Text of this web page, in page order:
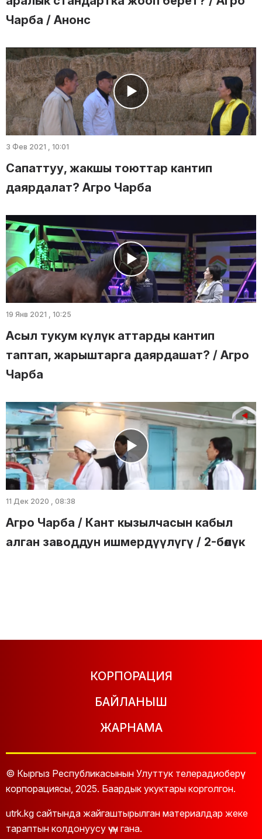
Чарба / Анонс
3 Фев 2021 , 10:01
Сапаттуу, жакшы тоюттар кантип
даярдалат? Агро Чарба
19 Янв 2021 , 10:25
Асыл тукум күлүк аттарды кантип
таптап, жарыштарга даярдашат? / Агро
Чарба
11 Дек 2020 , 08:38
Агро Чарба / Кант кызылчасын кабыл
алган заводдун ишмердүүлүгү / 2-бөлүк
КОРПОРАЦИЯ
БАЙЛАНЫШ
ЖАРНАМА
© Кыргыз Республикасынын Улуттук телерадиоберүү
корпорациясы, 2025. Баардык укуктары корголгон.
utrk.kg сайтында жайгаштырылган материалдар жеке
тараптын колдонуусу үчүн гана.